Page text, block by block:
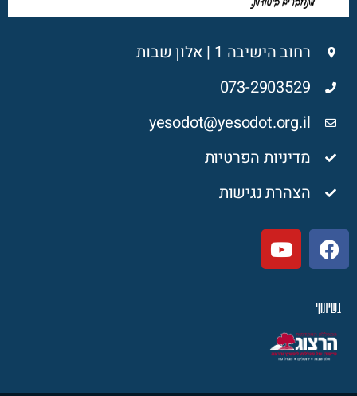
רחוב הישיבה 1 | אלון שבות
073-2903529
yesodot@yesodot.org.il
מדיניות הפרטיות
הצהרת נגישות
בשיתוף